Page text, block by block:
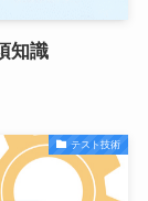
知識
テスト技術